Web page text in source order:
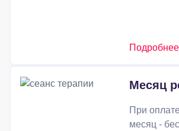
Подробнее
Месяц
При
месяц -